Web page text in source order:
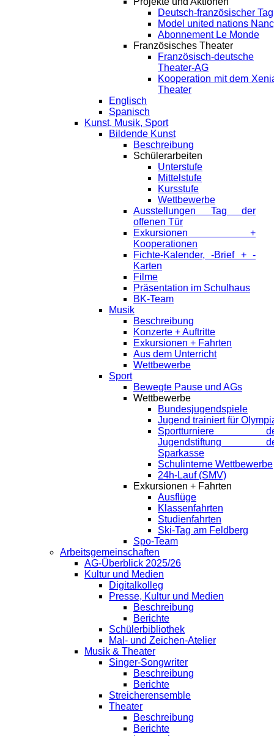
Deutsch-französischer Tag
Model united nations
Abonnement Le Monde
Französisches Theater
Französisch-deutsche
Theater-AG
Kooperation mit dem
Theater
Englisch
Spanisch
Kunst, Musik, Sport
Bildende Kunst
Beschreibung
Schülerarbeiten
Unterstufe
Mittelstufe
Kursstufe
Wettbewerbe
Ausstellungen Tag der
offenen Tür
Exkursionen +
Kooperationen
Fichte-Kalender, -Brief + -
Karten
Filme
Präsentation im Schulhaus
BK-Team
Musik
Beschreibung
Konzerte + Auftritte
Exkursionen + Fahrten
Aus dem Unterricht
Wettbewerbe
Sport
Bewegte Pause und AGs
Wettbewerbe
Bundesjugendspiele
Jugend trainiert für
Sportturniere
Jugendstiftung
Sparkasse
Schulinterne Wettbewerbe
24h-Lauf (SMV)
Exkursionen + Fahrten
Ausflüge
Klassenfahrten
Studienfahrten
Ski-Tag am Feldberg
Spo-Team
Arbeitsgemeinschaften
AG-Überblick 2025/26
Kultur und Medien
Digitalkolleg
Presse, Kultur und Medien
Beschreibung
Berichte
Schülerbibliothek
Mal- und Zeichen-Atelier
Musik & Theater
Singer-Songwriter
Beschreibung
Berichte
Streicherensemble
Theater
Beschreibung
Berichte